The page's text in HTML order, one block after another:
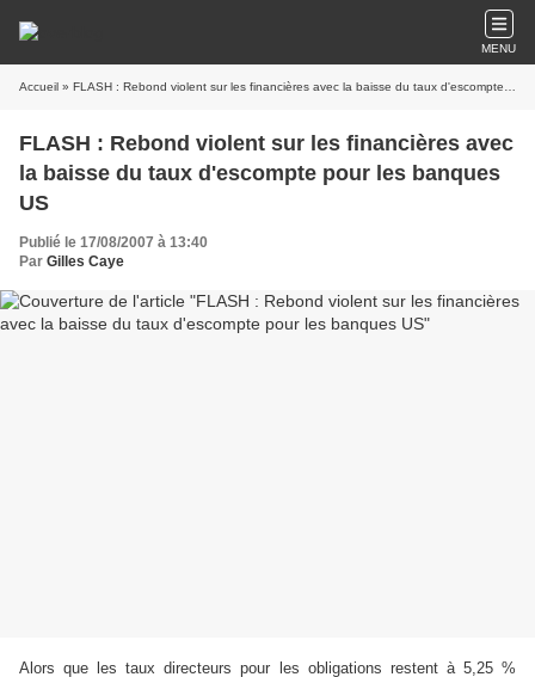
MENU
Accueil » FLASH : Rebond violent sur les financières avec la baisse du taux d'escompte pour les banques US
FLASH : Rebond violent sur les financières avec
la baisse du taux d'escompte pour les banques
US
Publié le 17/08/2007 à 13:40
Par Gilles Caye
Alors que les taux directeurs pour les obligations restent à 5,25 %